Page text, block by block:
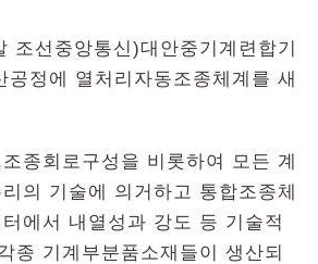
조선중앙통신)대안중기계련합기
공정에 열처리자동조종체계를 새
종회로구성을 비롯하여 모든 계
의 기술에 의거하고 통합조종체
에서 내열성과 강도 등 기술적
종 기계부분품소재들이 생산되